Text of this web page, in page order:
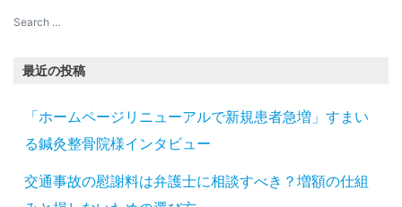
最近の投稿
「ホームページリニューアルで新規患者急増」すまい
る鍼灸整骨院様インタビュー
交通事故の慰謝料は弁護士に相談すべき？増額の仕組